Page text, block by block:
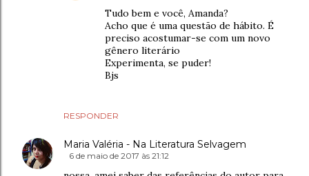
RESPONDER
Tudo bem e você, Amanda?
Acho que é uma questão de hábito. É
preciso acostumar-se com um novo
gênero literário
Experimenta, se puder!
Bjs
Maria Valéria - Na Literatura Selvagem
6 de maio de 2017 às 21:12